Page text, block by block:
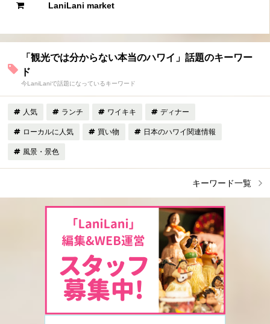
LaniLani market
「観光では分からない本当のハワイ」話題のキーワー
ド
今LaniLaniで話題になっているキーワード
人気 ランチ ワイキキ ディナー
ローカルに人気 買い物 日本のハワイ関連情報
風景・景色
キーワード一覧